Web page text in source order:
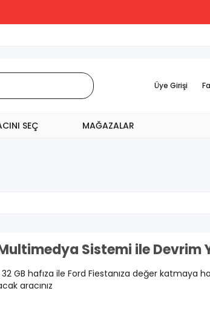
Üye Girişi
SEÇ MAĞAZALAR
Sistemi ile Devrim
GB hafıza ile Ford Fiestanıza değer katmaya
aracınız